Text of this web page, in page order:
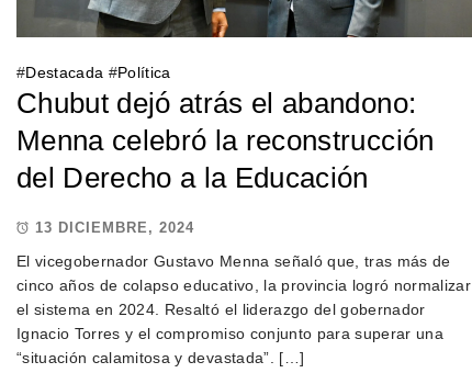
#Destacada #Política
Chubut dejó atrás el abandono:
Menna celebró la reconstrucción
del Derecho a la Educación
13 DICIEMBRE, 2024
El vicegobernador Gustavo Menna señaló que, tras más de
cinco años de colapso educativo, la provincia logró normalizar
el sistema en 2024. Resaltó el liderazgo del gobernador
Ignacio Torres y el compromiso conjunto para superar una
“situación calamitosa y devastada”. […]